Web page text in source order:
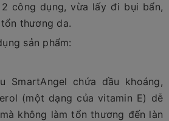
công dụng, vừa lấy đi bụi bẩn,
thương da.
sản phẩm:
SmartAngel chứa dầu khoáng,
(một dạng của vitamin E) dễ
không làm tổn thương đến làn